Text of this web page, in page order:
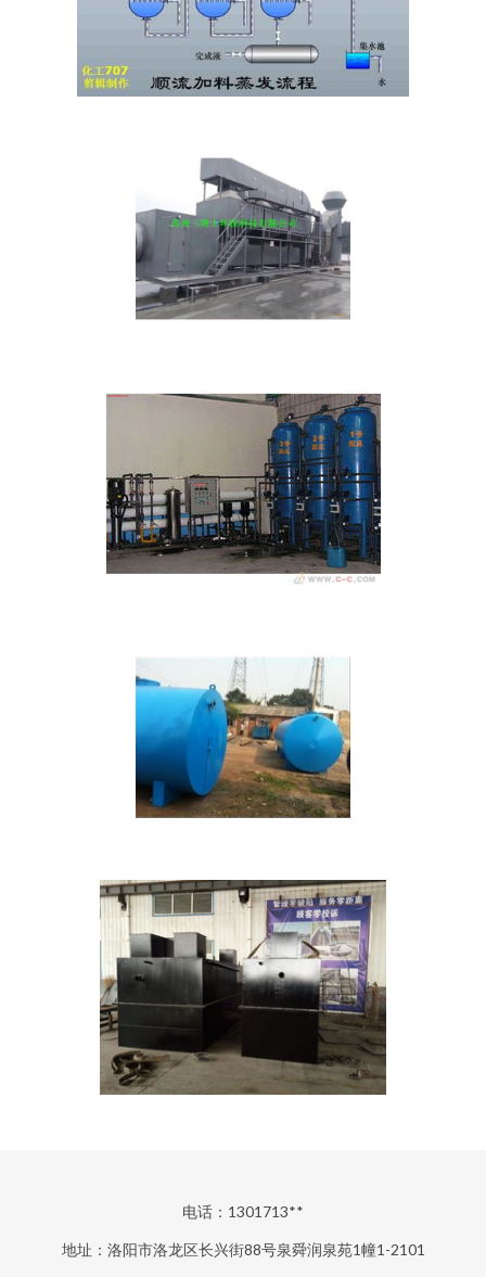
电话：1301713**
地址：洛阳市洛龙区长兴街88号泉舜润泉苑1幢1-2101